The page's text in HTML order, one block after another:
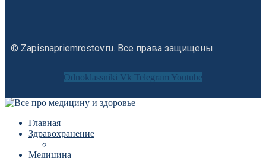
© Zapisnapriemrostov.ru. Все права защищены.
Odnoklassniki Vk Telegram Youtube
Главная
Здравохранение
Медицина